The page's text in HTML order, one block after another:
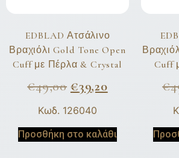
EDBLAD Ατσάλινο
Βραχιόλι Gold Tone Open
Cuff με Πέρλα & Crystal
€49,00 €39,20
Κωδ. 126040
Προσθήκη στο καλάθι
Cuff
€